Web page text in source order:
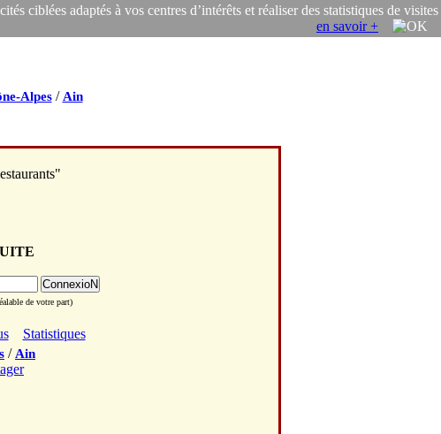
ciblées adaptés à vos centres d’intérêts et réaliser des statistiques de visites
en savoir +
Alpes/ Ain
de votre part)
Statistiques
/ Ain